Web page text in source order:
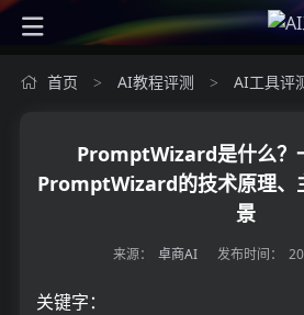
首页 > AI教程评测 > AI工具评
PromptWizard是什么？
PromptWizard的技术原理、
景
来源： 卓商AI 发布时间：
关键字：